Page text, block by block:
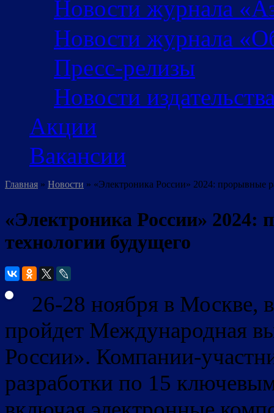
Новости журнала
Новости журнала
Пресс-релизы
Новости
Акции
Вакансии
Главная » Новости » «Электроника России» 2024: прорывные
«Электроника России» 2024:
технологии будущего
26-28 ноября в
пройдет Международная
России». Компании-
разработки по 15